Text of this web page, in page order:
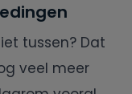
tussen? Dat
veel meer